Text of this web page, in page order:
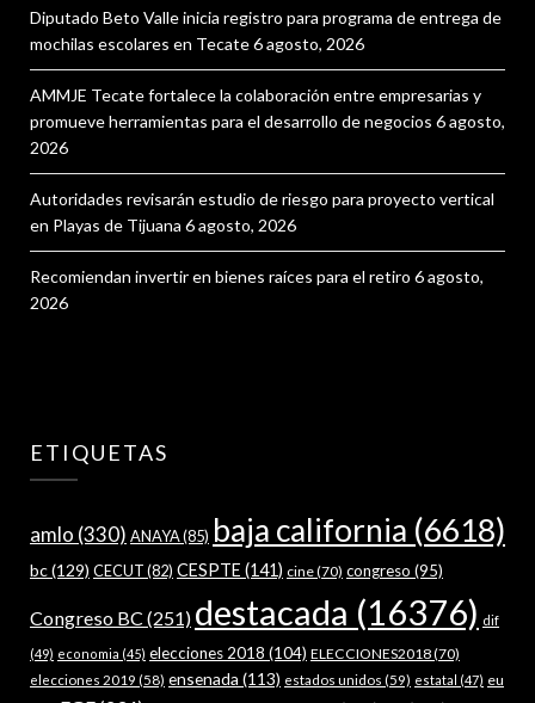
Diputado Beto Valle inicia registro para programa de entrega de
mochilas escolares en Tecate6 agosto, 2026
AMMJE Tecate fortalece la colaboración entre empresarias y
promueve herramientas para el desarrollo de negocios 6 agosto,
2026
Autoridades revisarán estudio de riesgo para proyecto vertical
en Playas de Tijuana 6 agosto, 2026
Recomiendan invertir en bienes raíces para el retiro 6 agosto,
2026
ETIQUETAS
amlo (330) ANAYA(85) baja california (6618)
bc(129) CECUT(82) CESPTE (141) cine(70) congreso (95)
Congreso BC (251) destacada (16376) dif
(49) economia (45) elecciones 2018 (104) ELECCIONES2018(70)
elecciones 2019 (58) ensenada (113) estados unidos (59) estatal (47) eu